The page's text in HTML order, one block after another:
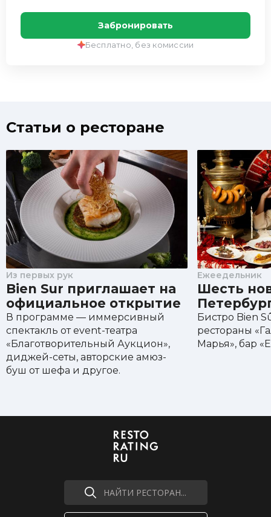
Забронировать
Бесплатно, без комиссии
Статьи о ресторане
Из первых рук
Bien Sur приглашает на
официальное открытие
В программе — иммерсивный
спектакль от event-театра
«Благотворительный Аукцион»,
диджей-сеты, авторские амюз-
буш от шефа и другое.
Ежеедельник
Шесть
Бистро Bien
рестораны
Марья», бар
НАЙТИ РЕСТОРАН...